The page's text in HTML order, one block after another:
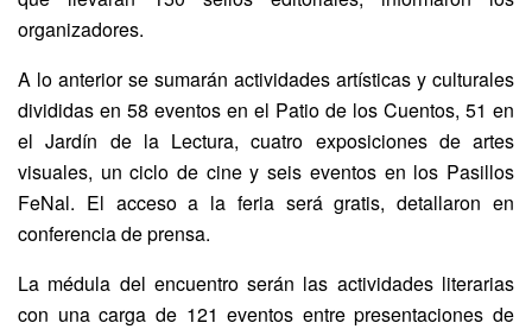
organizadores.
A lo anterior se sumarán actividades artísticas y culturales
divididas en 58 eventos en el Patio de los Cuentos, 51 en
el Jardín de la Lectura, cuatro exposiciones de artes
visuales, un ciclo de cine y seis eventos en los Pasillos
FeNal. El acceso a la feria será gratis, detallaron en
conferencia de prensa.
La médula del encuentro serán las actividades literarias
con una carga de 121 eventos entre presentaciones de